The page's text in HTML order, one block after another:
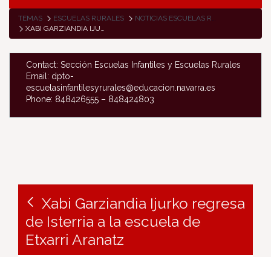
TEMAS ESCUELAS RURALES
NOTICIAS ESCUELAS RURALES
XABI GARZIANDIA IJURKO REGRESA DE ISTERRIA A LA ESCUELA DE ETXARRI ARANATZ
Contact: Sección Escuelas Infantiles y Escuelas Rurales
Email: dpto-
escuelasinfantilesyrurales@educacion.navarra.es
Phone: 848426555 – 848424803
Xabi Garziandia Ijurko regresa
de Isterria a la escuela de
Etxarri Aranatz